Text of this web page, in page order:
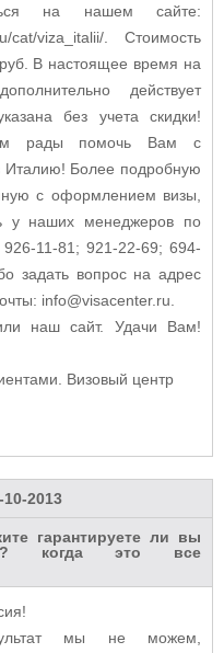
на нашем сайте:
cat/viza_italii/. Стоимость
В настоящее время на
действует
без учета скидки!
рады помочь Вам с
Более подробную
с оформлением визы,
у наших менеджеров по
11-81; 921-22-69; 694-
задать вопрос на адрес
info@visacenter.ru.
наш сайт. Удачи Вам!
Визовый центр
10-2013
гарантируете ли вы
когда это все
мы не можем,